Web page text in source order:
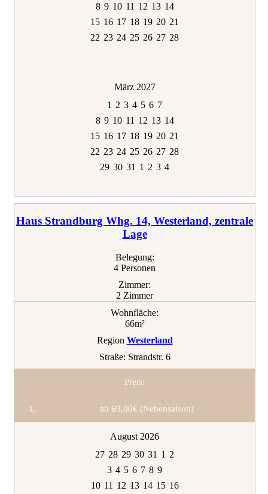
8 9 10 11 12 13 14
15 16 17 18 19 20 21
22 23 24 25 26 27 28
März 2027
1 2 3 4 5 6 7
8 9 10 11 12 13 14
15 16 17 18 19 20 21
22 23 24 25 26 27 28
29 30 31 1 2 3 4
Haus Strandburg Whg. 14, Westerland, zentrale
Lage
Belegung:
4 Personen
Zimmer:
2 Zimmer
Wohnfläche:
66m²
Region Westerland
Straße: Strandstr. 6
Preis:
ab 69,00€ (Nebensaison)
August 2026
27 28 29 30 31 1 2
3 4 5 6 7 8 9
10 11 12 13 14 15 16